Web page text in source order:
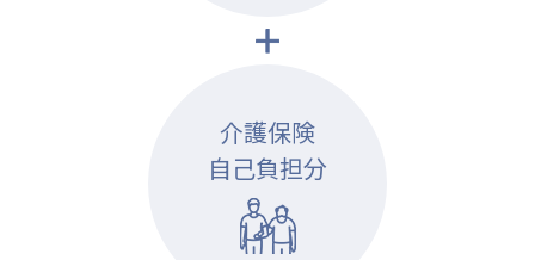
OKP with Life クリニック
こうのすナーシングホーム共生園
介護保険
自己負担分